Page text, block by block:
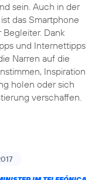
sein. Auch in der
das Smartphone
Dank
und Internettipps
Narren auf die
Inspiration
holen oder sich
verschaffen.